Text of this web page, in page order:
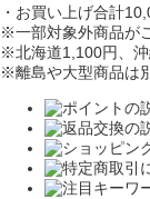
・お買い上げ合計
※一部対象外商品が
※北海道1,100円、
※離島や大型商品は